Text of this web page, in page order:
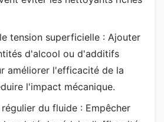
tension superficielle : Ajouter
d'alcool ou d'additifs
améliorer l'efficacité de la
l'impact mécanique.
du fluide : Empêcher